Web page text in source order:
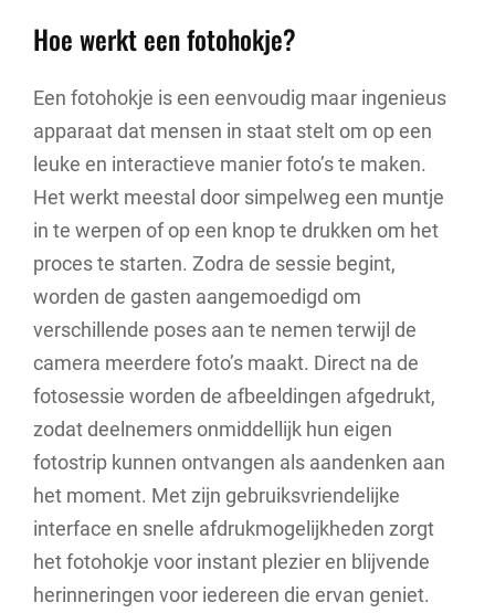
Hoe werkt een fotohokje?
Een fotohokje is een eenvoudig maar ingenieus
apparaat dat mensen in staat stelt om op een
leuke en interactieve manier foto’s te maken.
Het werkt meestal door simpelweg een muntje
in te werpen of op een knop te drukken om het
proces te starten. Zodra de sessie begint,
worden de gasten aangemoedigd om
verschillende poses aan te nemen terwijl de
camera meerdere foto’s maakt. Direct na de
fotosessie worden de afbeeldingen afgedrukt,
zodat deelnemers onmiddellijk hun eigen
fotostrip kunnen ontvangen als aandenken aan
het moment. Met zijn gebruiksvriendelijke
interface en snelle afdrukmogelijkheden zorgt
het fotohokje voor instant plezier en blijvende
herinneringen voor iedereen die ervan geniet.